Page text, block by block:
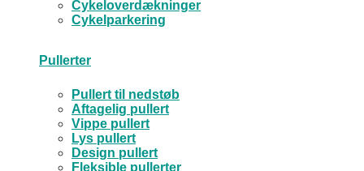
Cykeloverdækninger
Cykelparkering
Pullerter
Pullert til nedstøb
Aftagelig pullert
Vippe pullert
Lys pullert
Design pullert
Fleksible pullerter